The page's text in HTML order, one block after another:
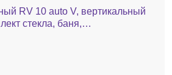
RV 10 auto V, вертикальный
стекла, баня,